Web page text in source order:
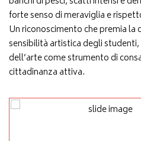
forte senso di meraviglia e
Un riconoscimento che premia la
sensibilità artistica degli
dell’arte come strumento di
cittadinanza attiva.